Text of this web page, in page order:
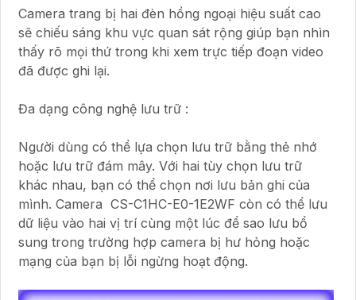
Camera trang bị hai đèn hồng ngoại hiệu suất cao
sẽ chiếu sáng khu vực quan sát rộng giúp bạn nhìn
thấy rõ mọi thứ trong khi xem trực tiếp đoạn video
đã được ghi lại.
Đa dạng công nghệ lưu trữ :
Người dùng có thể lựa chọn lưu trữ bằng thẻ nhớ
hoặc lưu trữ đám mây. Với hai tùy chọn lưu trữ
khác nhau, bạn có thể chọn nơi lưu bản ghi của
mình. Camera CS-C1HC-E0-1E2WF còn có thể lưu
dữ liệu vào hai vị trí cùng một lúc để sao lưu bổ
sung trong trường hợp camera bị hư hỏng hoặc
mạng của bạn bị lỗi ngừng hoạt động.